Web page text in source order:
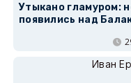
Утыкано гламуром:
появились над
Иван